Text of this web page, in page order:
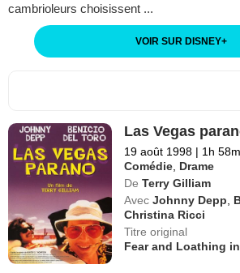
cambrioleurs choisissent ...
VOIR SUR DISNEY+
Las Vegas
19 août 1998 | 1h
Comédie Drame
De Terry Gilliam
Avec Johnny Depp
Christina Ricci
Titre original
Fear and Loathing